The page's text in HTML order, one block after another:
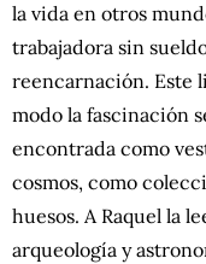
la vida en otros
trabajadora sin
reencarnación. Este
modo la fascinación
encontrada como
cosmos, como
huesos. A Raquel la
arqueología y